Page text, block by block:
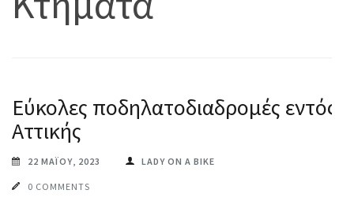
Εύκολες ποδηλατοδιαδρομές εντός
Αττικής
22 ΜΑΪ́ΟΥ, 2023 LADY ON A BIKE
0 COMMENTS